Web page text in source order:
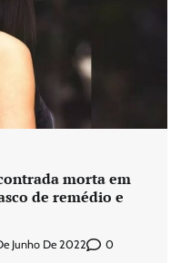
morta em
de remédio e
Junho De 2022 0